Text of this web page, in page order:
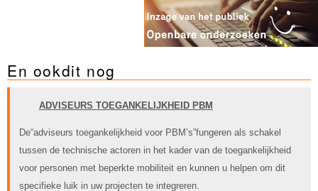
En ookdit nog
ADVISEURS TOEGANKELIJKHEID PBM
De“adviseurs toegankelijkheid voor PBM’s”fungeren als schakel
tussen de technische actoren in het kader van de toegankelijkheid
voor personen met beperkte mobiliteit en kunnen u helpen om dit
specifieke luik in uw projecten te integreren.